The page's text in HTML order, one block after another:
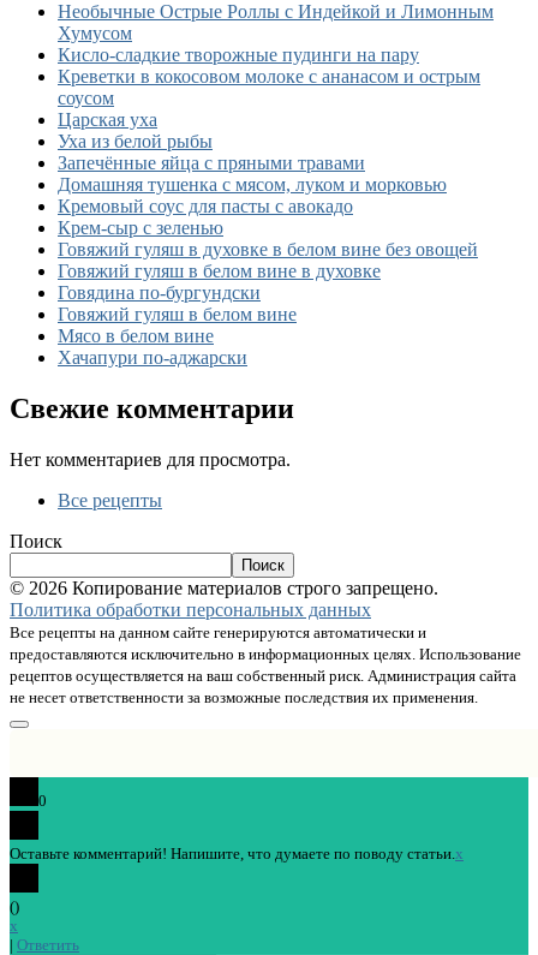
Необычные Острые Роллы с Индейкой и Лимонным
Хумусом
Кисло-сладкие творожные пудинги на пару
Креветки в кокосовом молоке с ананасом и острым
соусом
Царская уха
Уха из белой рыбы
Запечённые яйца с пряными травами
Домашняя тушенка с мясом, луком и морковью
Кремовый соус для пасты с авокадо
Крем-сыр с зеленью
Говяжий гуляш в духовке в белом вине без овощей
Говяжий гуляш в белом вине в духовке
Говядина по-бургундски
Говяжий гуляш в белом вине
Мясо в белом вине
Хачапури по-аджарски
Свежие комментарии
Нет комментариев для просмотра.
Все рецепты
Поиск
Поиск
© 2026 Копирование материалов строго запрещено.
Политика обработки персональных данных
Все рецепты на данном сайте генерируются автоматически и
предоставляются исключительно в информационных целях. Использование
рецептов осуществляется на ваш собственный риск. Администрация сайта
не несет ответственности за возможные последствия их применения.
0
Оставьте комментарий! Напишите, что думаете по поводу статьи. x
()
x
| Ответить